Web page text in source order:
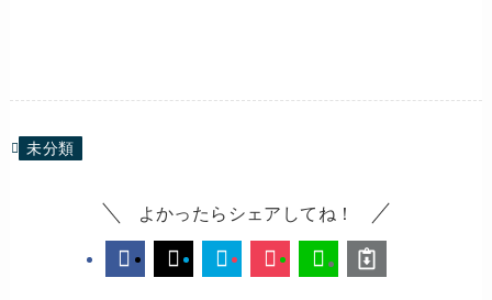
未分類
よかったらシェアしてね！